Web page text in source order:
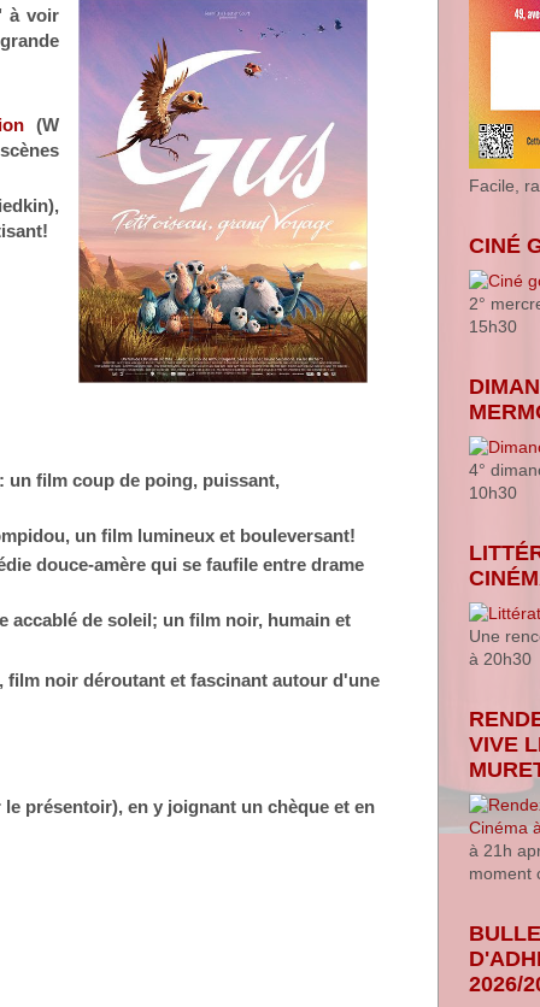
à voir
(W
: un film coup de poing, puissant,
un film lumineux et bouleversant!
douce-amère qui se faufile entre drame
accablé de soleil; un film noir, humain et
noir déroutant et fascinant autour d'une
présentoir), en y joignant un chèque et en
Facile,
CINÉ
2°
15h30
4°
10h30
Une
à 20h30
VIVE
à 21h
moment
2026/